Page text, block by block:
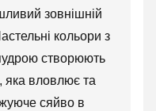
зовнішній
кольори з
створюють
яка вловлює та
сяйво в